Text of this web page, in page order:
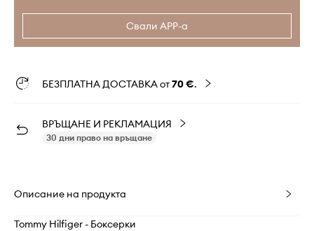
Свали APP-а
БЕЗПЛАТНА ДОСТАВКА от70 €.
ВРЪЩАНЕ И РЕКЛАМАЦИЯ
30 дни право на връщане
Описание на продукта
Tommy Hilfiger - Боксерки